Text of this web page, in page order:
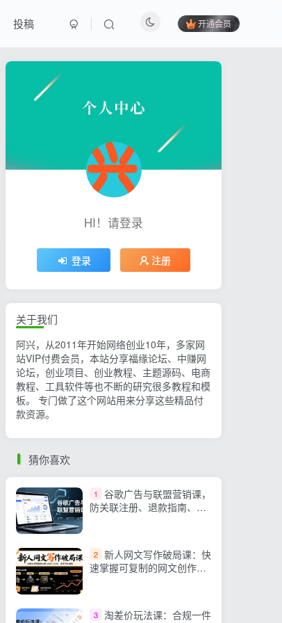
投稿 开通会员
HI！请登录
登录 注册
关于我们
阿兴，从2011年开始网络创业10年，多家网
站VIP付费会员，本站分享福缘论坛、中赚网
论坛，创业项目、创业教程、主题源码、电商
教程、工具软件等也不断的研究很多教程和模
板。 专门做了这个网站用来分享这些精品付
款资源。
猜你喜欢
1
谷歌广告与联盟营销课，
防关联注册、退款指南、流
2 新人网文写作破局课：快
速掌握可复制的网文创作方
3 淘差价玩法课：合规一件